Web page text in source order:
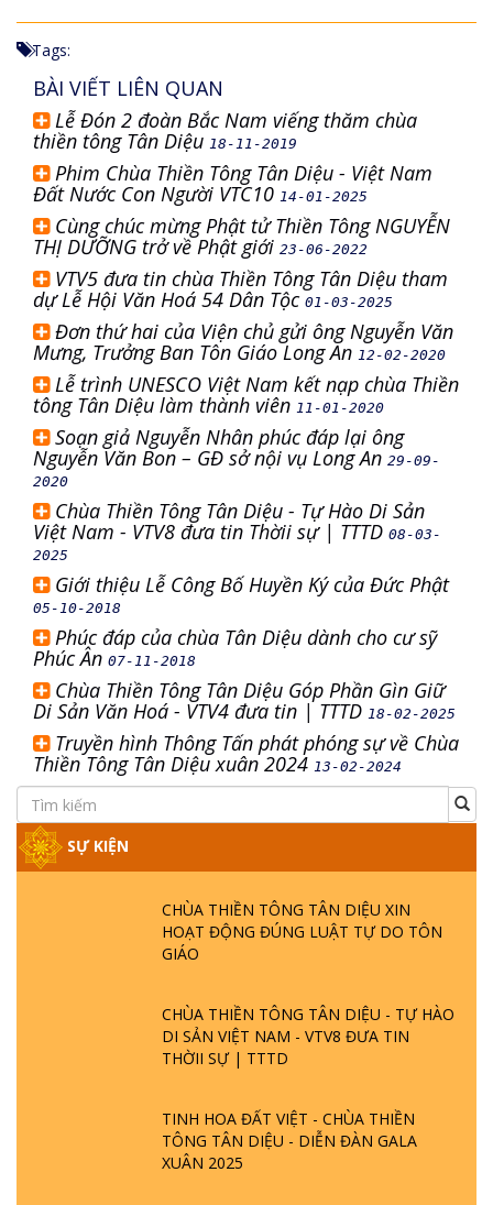
Tags:
BÀI VIẾT LIÊN QUAN
Lễ Đón 2 đoàn Bắc Nam viếng thăm chùa
thiền tông Tân Diệu 18-11-2019
Phim Chùa Thiền Tông Tân Diệu - Việt Nam
Đất Nước Con Người VTC10 14-01-2025
Cùng chúc mừng Phật tử Thiền Tông NGUYỄN
THỊ DƯỠNG trở về Phật giới 23-06-2022
VTV5 đưa tin chùa Thiền Tông Tân Diệu tham
dự Lễ Hội Văn Hoá 54 Dân Tộc01-03-2025
Đơn thứ hai của Viện chủ gửi ông Nguyễn Văn
Mưng, Trưởng Ban Tôn Giáo Long An 12-02-2020
Lễ trình UNESCO Việt Nam kết nạp chùa Thiền
tông Tân Diệu làm thành viên 11-01-2020
Soạn giả Nguyễn Nhân phúc đáp lại ông
Nguyễn Văn Bon – GĐ sở nội vụ Long An 29-09-
2020
Chùa Thiền Tông Tân Diệu - Tự Hào Di Sản
Việt Nam - VTV8 đưa tin Thờii sự | TTTD 08-03-
2025
Giới thiệu Lễ Công Bố Huyền Ký của Đức Phật
05-10-2018
Phúc đáp của chùa Tân Diệu dành cho cư sỹ
Phúc Ân 07-11-2018
Chùa Thiền Tông Tân Diệu Góp Phần Gìn Giữ
Di Sản Văn Hoá - VTV4 đưa tin | TTTD 18-02-2025
Truyền hình Thông Tấn phát phóng sự về Chùa
Thiền Tông Tân Diệu xuân 2024 13-02-2024
SỰ KIỆN
CHÙA THIỀN TÔNG TÂN DIỆU XIN
HOẠT ĐỘNG ĐÚNG LUẬT TỰ DO TÔN
GIÁO
CHÙA THIỀN TÔNG TÂN DIỆU - TỰ HÀO
DI SẢN VIỆT NAM - VTV8 ĐƯA TIN
THỜII SỰ | TTTD
TINH HOA ĐẤT VIỆT - CHÙA THIỀN
TÔNG TÂN DIỆU - DIỄN ĐÀN GALA
XUÂN 2025